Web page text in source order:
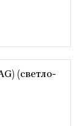
(светло-